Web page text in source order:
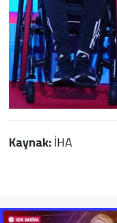
Kaynak:İHA